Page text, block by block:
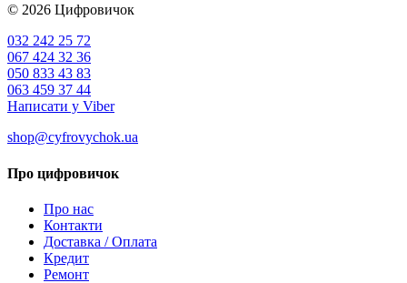
© 2026 Цифровичок
032 242 25 72
067 424 32 36
050 833 43 83
063 459 37 44
Написати у Viber
shop@cyfrovychok.ua
Про цифровичок
Про нас
Контакти
Доставка / Оплата
Кредит
Ремонт